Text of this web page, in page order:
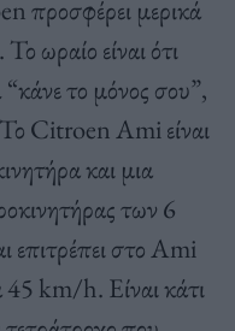
προσφέρει μερικά
ωραίο είναι ότι
“κάνε το μόνος σου”,
Citroen Ami είναι
και μια
των 6
επιτρέπει στο Ami
45 km/h. Είναι κάτι